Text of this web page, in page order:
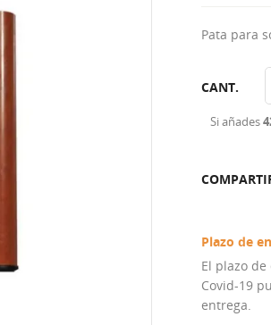
Pata para
CANT.
Si añades
Plazo de
El plazo
Covid-19
entrega.